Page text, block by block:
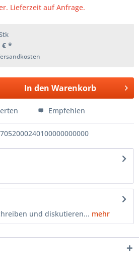
Lieferzeit auf Anfrage.
€ *
In den Warenkorb
Empfehlen
7052000240100000000000
und diskutieren... mehr